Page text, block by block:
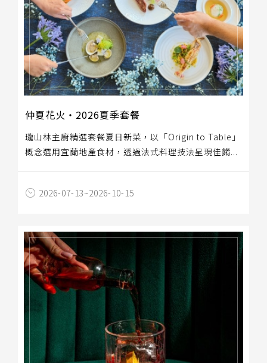
仲夏花火‧2026夏季套餐
瓏山林主廚精選套餐夏日新菜，以「Origin to Table」
概念選用宜蘭地產食材，透過法式料理技法呈現佳餚...
2026-07-13~2026-10-15